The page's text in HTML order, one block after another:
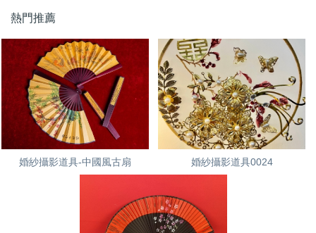
熱門推薦
婚紗攝影道具-中國風古扇 婚紗攝影道具0024